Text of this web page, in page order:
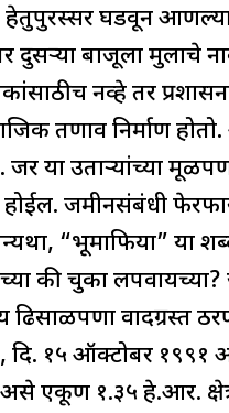
हेतुपुरस्सर घडवून
दुसऱ्या बाजूला मुलाचे
नव्हे तर
तणाव निर्माण
या उताऱ्यांच्या
जमीनसंबंधी
“भूमाफिया” या
की चुका
वादग्रस्त
दि. १५ ऑक्टोबर
एकूण १.३५ हे.आर.